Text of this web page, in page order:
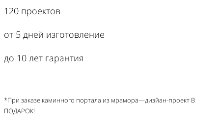
120 проектов
от 5 дней изготовление
до 10 лет гарантия
*При заказе каминного портала из мрамора—дизйан-проект В
ПОДАРОК!